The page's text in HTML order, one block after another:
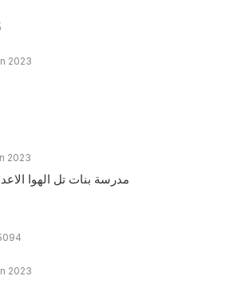
2023
2023
مدرسة بنات تل الهوا
2023